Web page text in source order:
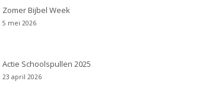
Zomer Bijbel Week
5 mei 2026
Actie Schoolspullen 2025
23 april 2026